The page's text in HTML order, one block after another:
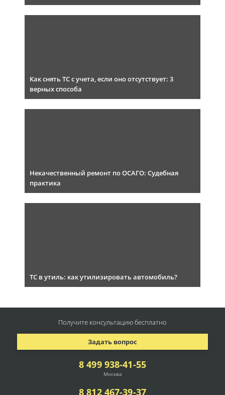
Как снять ТС с учета, если оно отсутствует: 3
верных способа
Некачественный ремонт по ОСАГО: Судебная
практика
ТС в утиль: как утилизировать автомобиль?
8 499 938-41-55
Москва
8 812 467-39-37
Задать вопрос
Получите консультациюбесплатно